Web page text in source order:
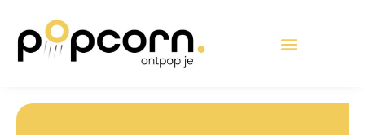
inhoud
naar